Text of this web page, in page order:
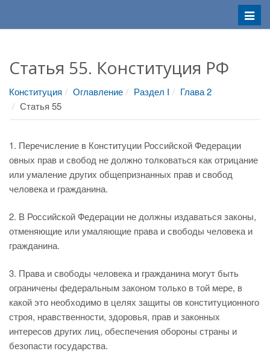
Меню
Статья 55. Конституция РФ
Конституция Оглавление Раздел I
Глава 2
Статья 55
1. Перечисление в Конституции Российской Федерации
овных прав и свобод не должно толковаться как отрицание
или умаление других общепризнанных прав и свобод
человека и гражданина.
2. В Российской Федерации не должны издаваться законы,
отменяющие или умаляющие права и свободы человека и
гражданина.
3. Права и свободы человека и гражданина могут быть
ограничены федеральным законом только в той мере, в
какой это необходимо в целях защиты ов конституционного
строя, нравственности, здоровья, прав и законных
интересов других лиц, обеспечения обороны страны и
безопасти государства.